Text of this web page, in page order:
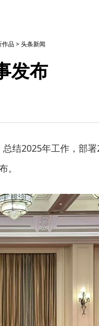
作品>头条新闻
发布
结2025年工作，部
。